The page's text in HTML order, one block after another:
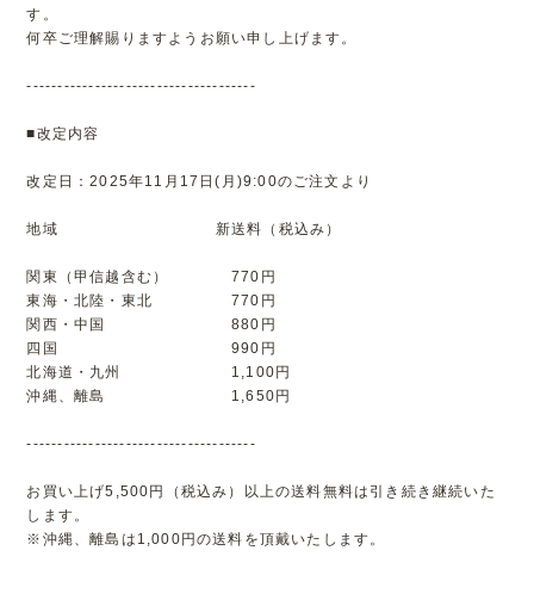
す。
何卒ご理解賜りますようお願い申し上げます。
-------------------------------------
■改定内容
改定日：2025年11月17日(月)9:00のご注文より
地域 新送料（税込み）
関東（甲信越含む） 770円
東海・北陸・東北 770円
関西・中国 880円
四国 990円
北海道・九州 1,100円
沖縄、離島 1,650円
-------------------------------------
お買い上げ5,500円（税込み）以上の送料無料は引き続き継続いた
します。
※沖縄、離島は1,000円の送料を頂戴いたします。